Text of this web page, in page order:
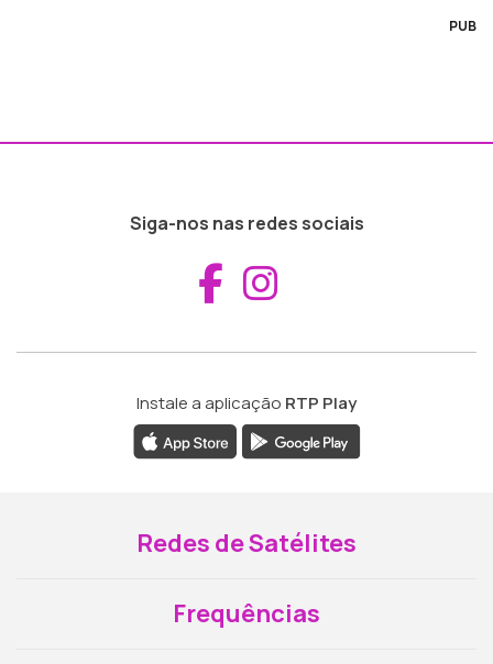
PUB
Siga-nos nas redes sociais
Aceder ao
Instale a aplicação RTP Play
Redes de Satélites
Frequências